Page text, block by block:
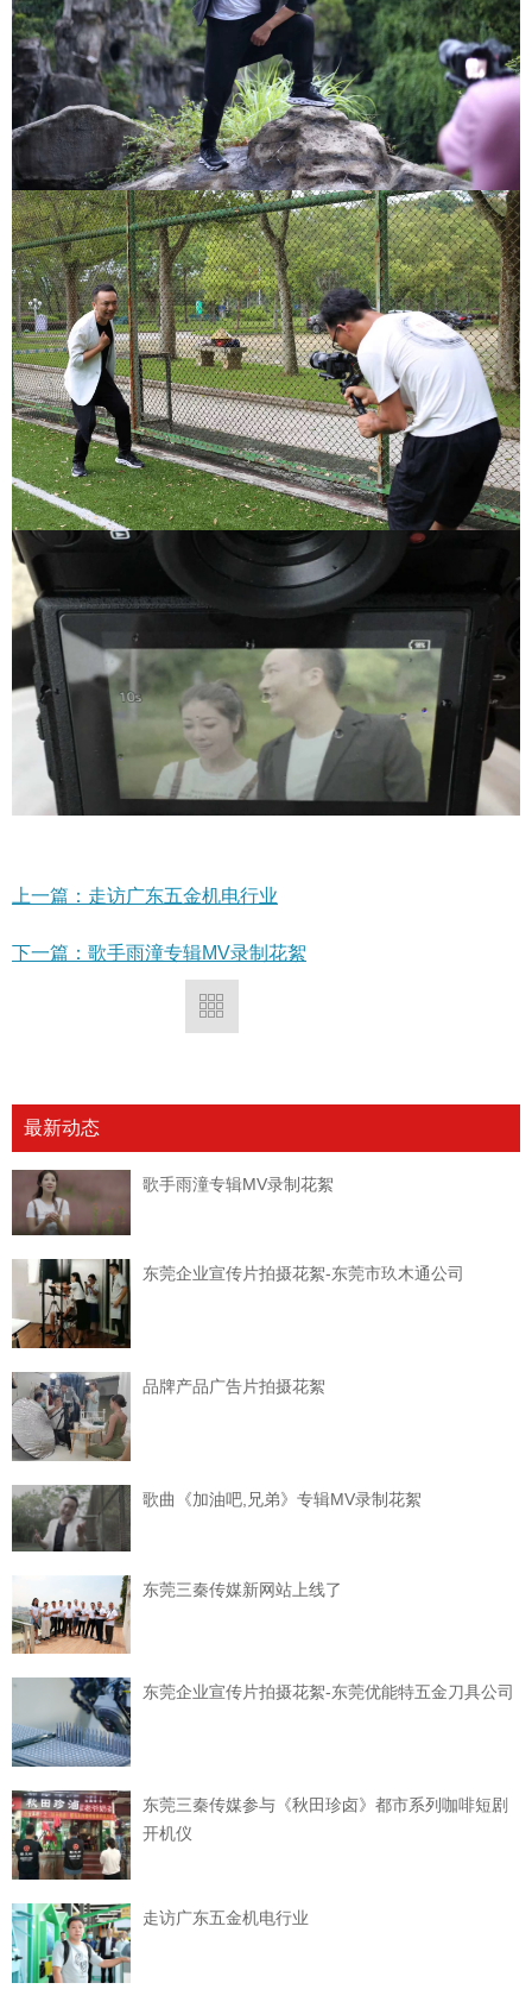
上一篇：走访广东五金机电行业
下一篇：歌手雨潼专辑MV录制花絮
最新动态
歌手雨潼专辑MV录制花絮
东莞企业宣传片拍摄花絮-东莞市玖木通公司
品牌产品广告片拍摄花絮
歌曲《加油吧,兄弟》专辑MV录制花絮
东莞三秦传媒新网站上线了
东莞企业宣传片拍摄花絮-东莞优能特五金刀具公司
东莞三秦传媒参与《秋田珍卤》都市系列咖啡短剧
开机仪
走访广东五金机电行业